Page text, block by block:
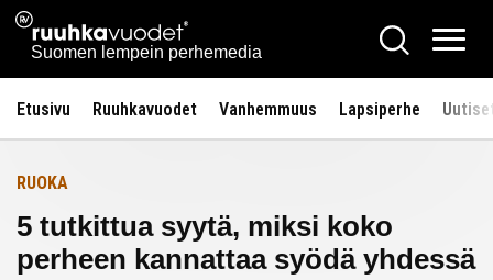
Siirry
sisältöön
Ruuhkavuodet.fi
Suomen lempein perhemedia
Hae
Etusivu Ruuhkavuodet Vanhemmuus Lapsiperhe
Etusivulle
RUOKA
5 tutkittua syytä, miksi koko
perheen kannattaa syödä yhdessä